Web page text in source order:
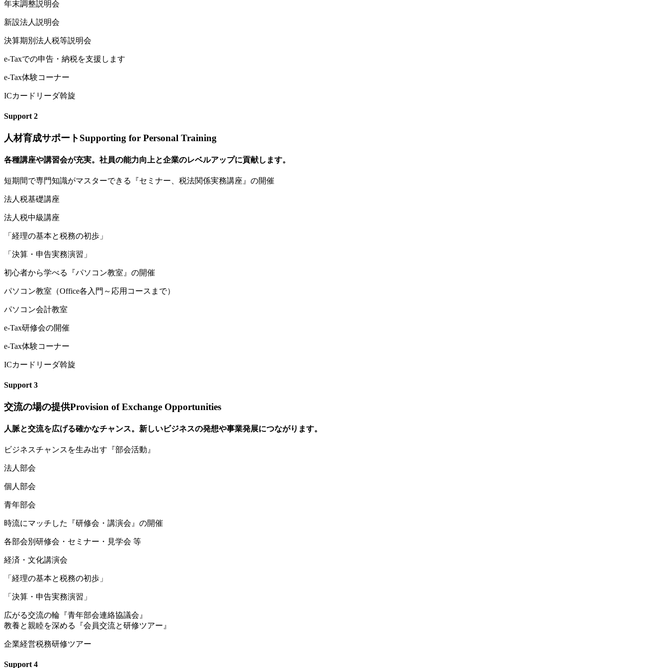
年末調整説明会
新設法人説明会
決算期別法人税等説明会
e-Taxでの申告・納税を支援します
e-Tax体験コーナー
ICカードリーダ斡旋
Support 2
人材育成サポートSupporting for Personal Training
各種講座や講習会が充実。社員の能力向上と企業のレベルアップに貢献します。
短期間で専門知識がマスターできる『セミナー、税法関係実務講座』の開催
法人税基礎講座
法人税中級講座
「経理の基本と税務の初歩」
「決算・申告実務演習」
初心者から学べる『パソコン教室』の開催
パソコン教室（Office各入門～応用コースまで）
パソコン会計教室
e-Tax研修会の開催
e-Tax体験コーナー
ICカードリーダ斡旋
Support 3
交流の場の提供Provision of Exchange Opportunities
人脈と交流を広げる確かなチャンス。新しいビジネスの発想や事業発展につながります。
ビジネスチャンスを生み出す『部会活動』
法人部会
個人部会
青年部会
時流にマッチした『研修会・講演会』の開催
各部会別研修会・セミナー・見学会 等
経済・文化講演会
「経理の基本と税務の初歩」
「決算・申告実務演習」
広がる交流の輪『青年部会連絡協議会』
教養と親睦を深める『会員交流と研修ツアー』
企業経営税務研修ツアー
Support4